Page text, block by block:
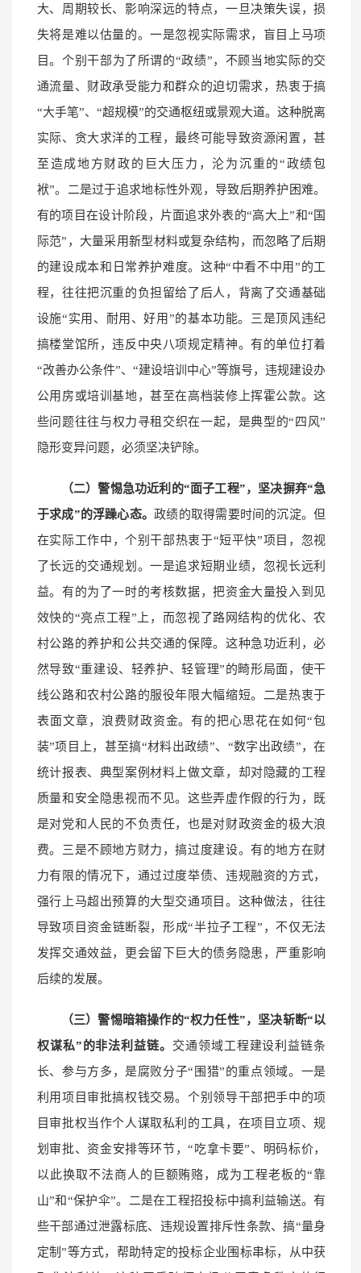
大、周期较长、影响深远的特点，一旦决策失误，损
失将是难以估量的。一是忽视实际需求，盲目上马项
目。个别干部为了所谓的“政绩”，不顾当地实际的交
通流量、财政承受能力和群众的迫切需求，热衷于搞
“大手笔”、“超规模”的交通枢纽或景观大道。这种脱离
实际、贪大求洋的工程，最终可能导致资源闲置，甚
至造成地方财政的巨大压力，沦为沉重的“政绩包
袱”。二是过于追求地标性外观，导致后期养护困难。
有的项目在设计阶段，片面追求外表的“高大上”和“国
际范”，大量采用新型材料或复杂结构，而忽略了后期
的建设成本和日常养护难度。这种“中看不中用”的工
程，往往把沉重的负担留给了后人，背离了交通基础
设施“实用、耐用、好用”的基本功能。三是顶风违纪
搞楼堂馆所，违反中央八项规定精神。有的单位打着
“改善办公条件”、“建设培训中心”等旗号，违规建设办
公用房或培训基地，甚至在高档装修上挥霍公款。这
些问题往往与权力寻租交织在一起，是典型的“四风”
隐形变异问题，必须坚决铲除。
（二）警惕急功近利的“面子工程”，坚决摒弃“急
于求成”的浮躁心态。 政绩的取得需要时间的沉淀。但
在实际工作中，个别干部热衷于“短平快”项目，忽视
了长远的交通规划。一是追求短期业绩，忽视长远利
益。有的为了一时的考核数据，把资金大量投入到见
效快的“亮点工程”上，而忽视了路网结构的优化、农
村公路的养护和公共交通的保障。这种急功近利，必
然导致“重建设、轻养护、轻管理”的畸形局面，使干
线公路和农村公路的服役年限大幅缩短。二是热衷于
表面文章，浪费财政资金。有的把心思花在如何“包
装”项目上，甚至搞“材料出政绩”、“数字出政绩”，在
统计报表、典型案例材料上做文章，却对隐藏的工程
质量和安全隐患视而不见。这些弄虚作假的行为，既
是对党和人民的不负责任，也是对财政资金的极大浪
费。三是不顾地方财力，搞过度建设。有的地方在财
力有限的情况下，通过过度举债、违规融资的方式，
强行上马超出预算的大型交通项目。这种做法，往往
导致项目资金链断裂，形成“半拉子工程”，不仅无法
发挥交通效益，更会留下巨大的债务隐患，严重影响
后续的发展。
（三）警惕暗箱操作的“权力任性”，坚决斩断“以
权谋私”的非法利益链。 交通领域工程建设利益链条
长、参与方多，是腐败分子“围猎”的重点领域。一是
利用项目审批搞权钱交易。个别领导干部把手中的项
目审批权当作个人谋取私利的工具，在项目立项、规
划审批、资金安排等环节，“吃拿卡要”、明码标价，
以此换取不法商人的巨额贿赂，成为工程老板的“靠
山”和“保护伞”。二是在工程招投标中搞利益输送。有
些干部通过泄露标底、违规设置排斥性条款、搞“量身
定制”等方式，帮助特定的投标企业围标串标，从中获